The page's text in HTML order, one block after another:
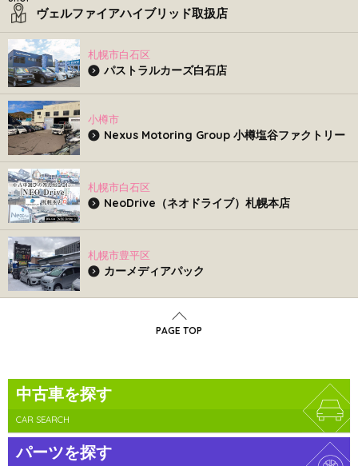
ヴェルファイアハイブリッド取扱店
札幌市白石区
パストラルカーズ白石店
小樽市
Nexus Motoring Group 小樽塩谷ファクトリー
札幌市白石区
NeoDrive（ネオドライブ）札幌本店
札幌市豊平区
カーメディアパック
PAGE TOP
中古車を探す
CAR SEARCH
パーツを探す